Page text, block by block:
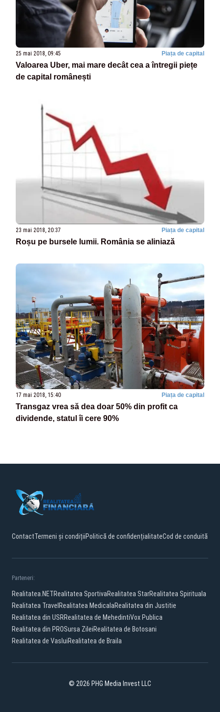
25 mai 2018, 09:45 Piața de capital
Valoarea Uber, mai mare decât cea a întregii piețe
de capital românești
23 mai 2018, 20:37 Piața de capital
Roșu pe bursele lumii. România se aliniază
17 mai 2018, 15:40 Piața de capital
Transgaz vrea să dea doar 50% din profit ca
dividende, statul îi cere 90%
ContactTermeni și condițiiPolitică de confidențialitateCod de conduită
Parteneri:
Realitatea.NETRealitatea SportivaRealitatea StarRealitatea Spirituala
Realitatea Travel Realitatea MedicalaRealitatea din Justitie
Realitatea din USRRealitatea de MehedintiVox Publica
Realitatea din PROSursa ZileiRealitatea de Botosani
Realitatea de VasluiRealitatea de Braila
© 2026 PHG Media Invest LLC